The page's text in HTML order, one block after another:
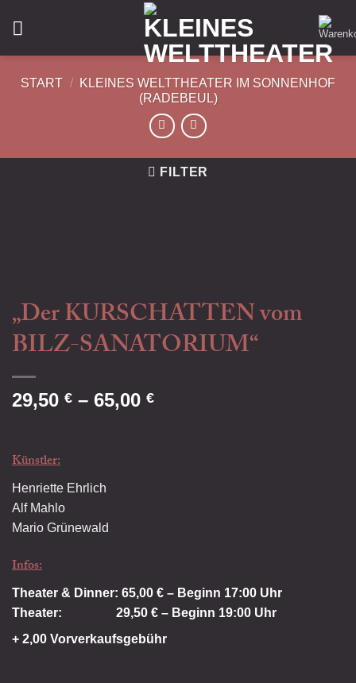
START /
KLEINES WELTTHEATER IM SONNENHOF
(RADEBEUL)
FILTER
„Der KURSCHATTEN vom
BILZ-SANATORIUM“
29,50 € – 65,00 €
Künstler:
Henriette Ehrlich
Alf Mahlo
Mario Grünewald
Infos:
Theater & Dinner: 65,00 € – Beginn 17:00 Uhr
Theater: 29,50 € – Beginn 19:00 Uhr
+ 2,00 Vorverkaufsgebühr